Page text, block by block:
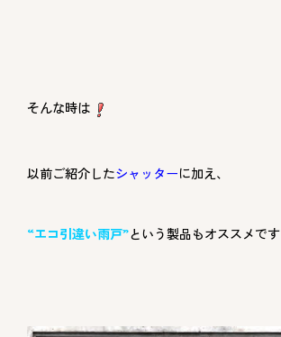
そんな時は
以前ご紹介したシャッターに加え、
“エコ引違い雨戸”という製品もオススメです